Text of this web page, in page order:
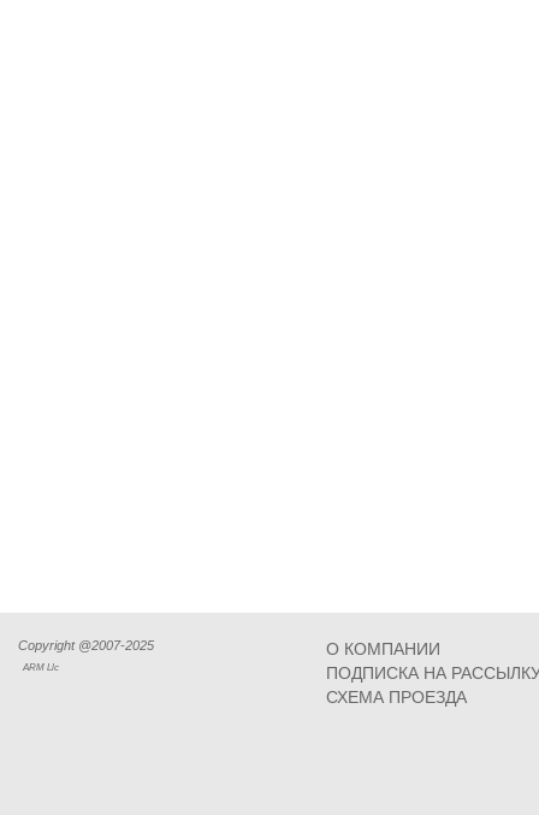
Copyright @2007-2025
ARM Llc
О КОМПАНИИ
ПОДПИСКА НА
СХЕМА ПРОЕЗДА